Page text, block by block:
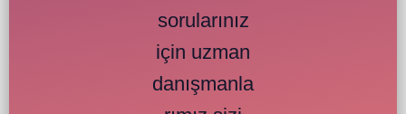
sorularınız
için uzman
danışmanla